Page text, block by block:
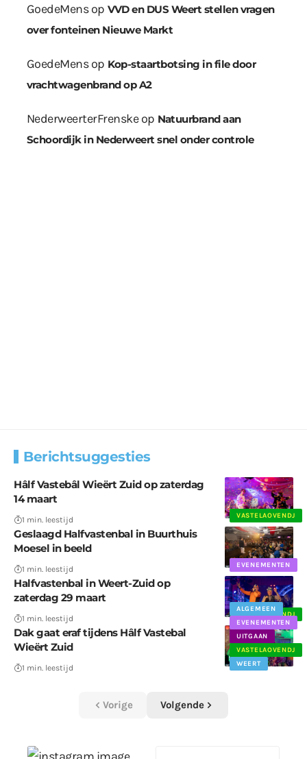
GoedeMensop VVD en DUS Weert stellen vragen
over fonteinen Nieuwe Markt
GoedeMensop Kop-staartbotsing in file door
vrachtwagenbrand op A2
NederweerterFrenskeop Natuurbrand aan
Schoordijk in Nederweert snel onder controle
Berichtsuggesties
VASTELAOVENDJ
Hâlf Vastebâl Wieërt Zuid op zaterdag
14 maart
1 min. leestijd
EVENEMENTEN
Geslaagd Halfvastenbal in Buurthuis
Moesel in beeld
1 min. leestijd
VASTELAOVENDJ
Halfvastenbal in Weert-Zuid op
zaterdag 29 maart
1 min. leestijd
ALGEMEEN
EVENEMENTEN
UITGAAN
VASTELAOVENDJ
WEERT
Dak gaat eraf tijdens Hâlf Vastebal
Wieërt Zuid
1 min. leestijd
Vorige Volgende